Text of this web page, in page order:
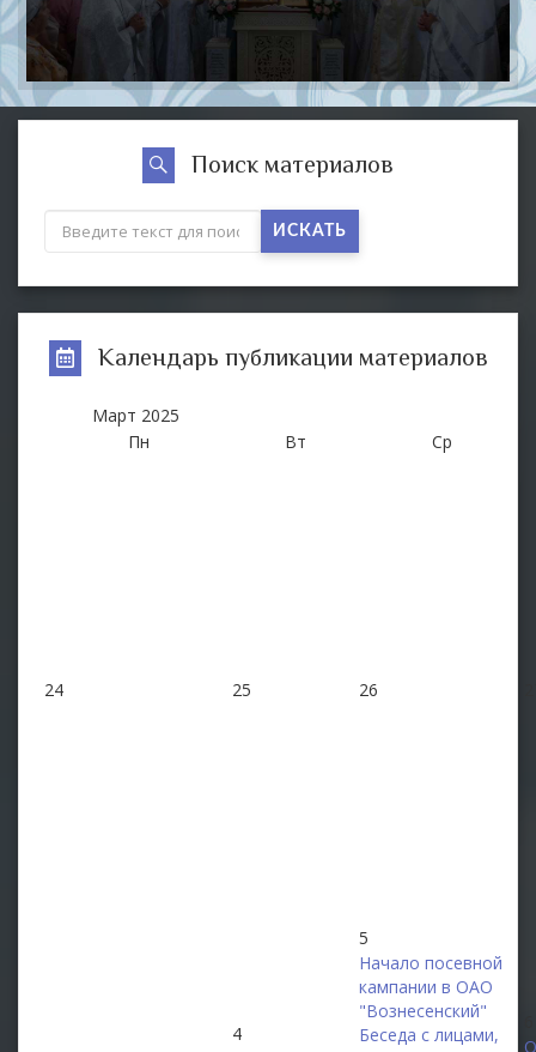
Поиск материалов
ИСКАТЬ
Календарь публикации материалов
Март 2025
Пн
Вт Ср
24 25 26
4
5
Начало посевной
кампании в ОАО
"Вознесенский"
Беседа с лицами,